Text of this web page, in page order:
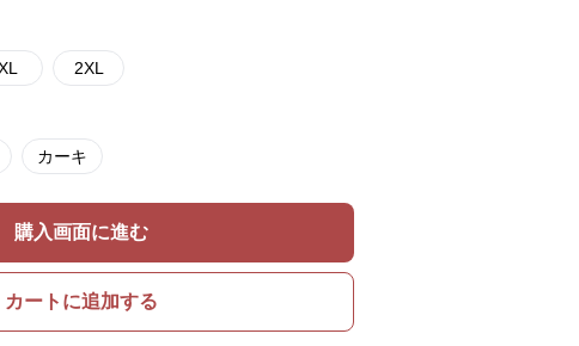
2XL
カーキ
購入画面に進む
カートに追加する